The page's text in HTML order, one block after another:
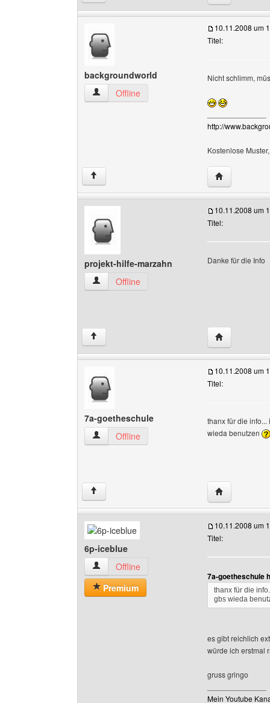
backgroundworld
backgroundworld Benutzer-Profile anzeigen
Offline
10.11.2008 um
Titel:
Nicht schlimm,
http://
Kostenlose
↑ Website
projekt-hilfe-marzahn
projekt-hilfe-marzahn Benutzer-Profile
Offline
10.11.2008 um
Titel:
Danke für die Info
↑ Website
7a-goetheschule
7a-goetheschule Benutzer-Profile anzeigen
Offline
10.11.2008 um
Titel:
thanx für die
wieda benutzen
↑ Website
6p-iceblue
6p-iceblue Benutzer-Profile anzeigen
Offline
Premium
10.11.2008 um
Titel:
7a-goetheschule
thanx für die
gbs wieda
es gibt reichlich
würde ich erstmal
gruss gringo
Mein Youtube